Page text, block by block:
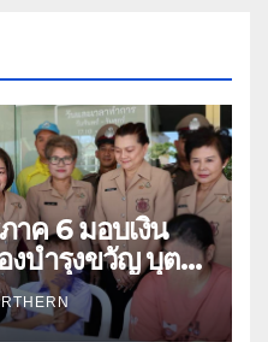
าค 6 มอบเงิน
งบำรุงขวัญ บุตร-